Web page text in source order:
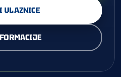
ULAZNICE